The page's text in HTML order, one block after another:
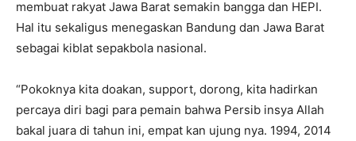
membuat rakyat Jawa Barat semakin bangga dan HEPI.
Hal itu sekaligus menegaskan Bandung dan Jawa Barat
sebagai kiblat sepakbola nasional.
“Pokoknya kita doakan, support, dorong, kita hadirkan
percaya diri bagi para pemain bahwa Persib insya Allah
bakal juara di tahun ini, empat kan ujung nya. 1994, 2014